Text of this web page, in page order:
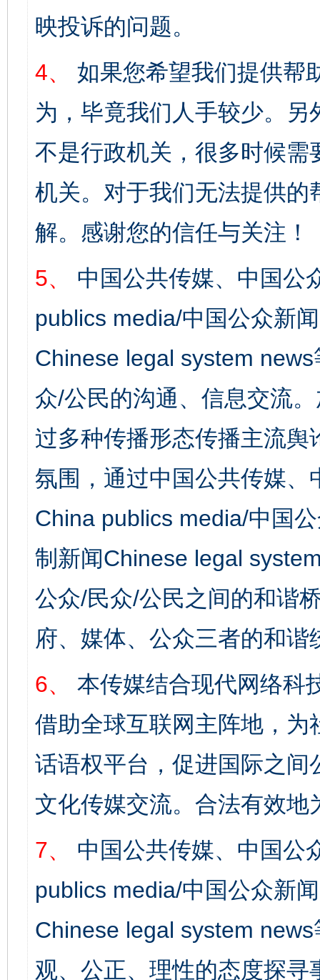
映投诉的问题。
4、
如果您希望我们提供帮
为，毕竟我们人手较少。
不是行政机关，很多时候
机关。对于我们无法提供
解。感谢您的信任与关注！
5、
中国公共传媒、中国公
publics media/中国公众新
Chinese legal system
众/公民的沟通、信息交流
过多种传播形态传播主流
氛围，通过中国公共传媒
China publics media/中国
制新闻Chinese legal
公众/民众/公民之间的和谐
府、媒体、公众三者的和谐
6、
本传媒结合现代网络科
借助全球互联网主阵地，
话语权平台，促进国际之
文化传媒交流。合法有效地
7、
中国公共传媒、中国公
publics media/中国公众新
Chinese legal system
观、公正、理性的态度探寻